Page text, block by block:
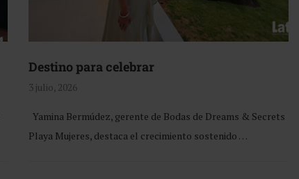
Destino para celebrar
3 julio, 2026
Yamina Bermúdez, gerente de Bodas de Dreams & Secrets
Playa Mujeres, destaca el crecimiento sostenido …